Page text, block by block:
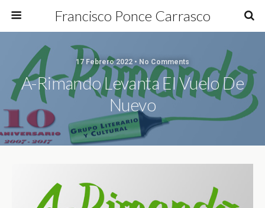
Francisco Ponce Carrasco
17 Febrero 2022 • No Comments
A-Rimando Levanta El Vuelo De
Nuevo